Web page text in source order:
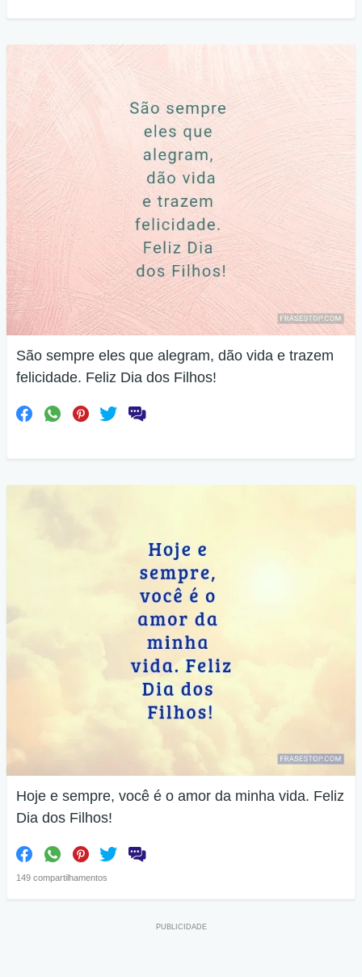
São sempre eles que alegram, dão vida e trazem
felicidade. Feliz Dia dos Filhos!
Hoje e sempre, você é o amor da minha vida. Feliz
Dia dos Filhos!
149 compartilhamentos